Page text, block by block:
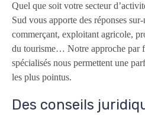
Quel que soit votre secteur
Sud vous apporte des réponses
commerçant, exploitant agricole,
du tourisme… Notre approche par
spécialisés nous permettent une
les plus pointus.
Des conseils